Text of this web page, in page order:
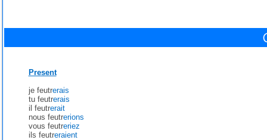
Present
je feutrerais
tu feutrerais
il feutrerait
nous feutrerions
vous feutreriez
ils feutreraient